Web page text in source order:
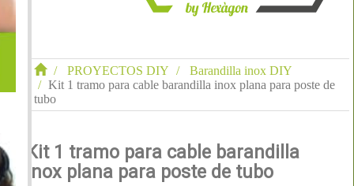
PROYECTOS DIY
Barandilla inox DIY
Kit 1 tramo para cable barandilla inox plana para poste de
tubo
Kit 1 tramo para cable barandilla
inox plana para poste de tubo